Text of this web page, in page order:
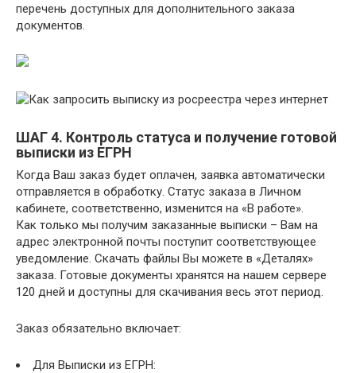
перечень доступных для дополнительного заказа
документов.
ШАГ 4. Контроль статуса и получение готовой
выписки из ЕГРН
Когда Ваш заказ будет оплачен, заявка автоматически
отправляется в обработку. Статус заказа в Личном
кабинете, соответственно, изменится на «В работе».
Как только мы получим заказанные выписки – Вам на
адрес электронной почты поступит соответствующее
уведомление. Скачать файлы Вы можете в «Деталях»
заказа. Готовые документы хранятся на нашем сервере
120 дней и доступны для скачивания весь этот период.
Заказ обязательно включает:
Для Выписки из ЕГРН: